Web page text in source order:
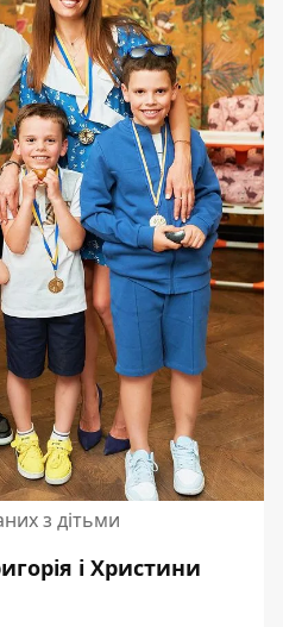
з дітьми
і Христини